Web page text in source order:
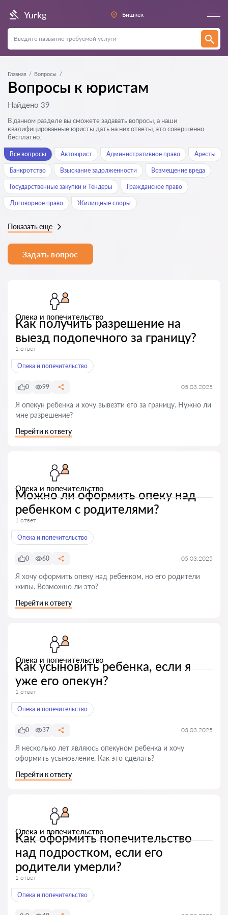
Yurkg Бишкек
Главная Вопросы
Вопросы к юристам
Найдено 39
В данном разделе вы сможете задавать вопросы, а наши
квалифицированные юристы дать на них ответы, это совершенно
бесплатно.
Все вопросы Автоюрист Административное право Аресты
Банкротство Взыскание задолженности Возмещение вреда
Государственные закупки и Тендеры Гражданское право
Договорное право Жилищные споры
Показать еще
Задать вопрос
Опека и попечительство
Как получить разрешение на
выезд подопечного за границу?
1 ответ
Опека и попечительство
0 99 05.03.2025
Я опекун ребенка и хочу вывезти его за границу. Нужно ли
мне разрешение?
Перейти к ответу
Опека и попечительство
Можно ли оформить опеку над
ребенком с родителями?
1 ответ
Опека и попечительство
0 60 05.03.2025
Я хочу оформить опеку над ребенком, но его родители
живы. Возможно ли это?
Перейти к ответу
Опека и попечительство
Как усыновить ребенка, если я
уже его опекун?
1 ответ
Опека и попечительство
0 37 03.03.2025
Я несколько лет являюсь опекуном ребенка и хочу
оформить усыновление. Как это сделать?
Перейти к ответу
Опека и попечительство
Как оформить попечительство
над подростком, если его
родители умерли?
1 ответ
Опека и попечительство